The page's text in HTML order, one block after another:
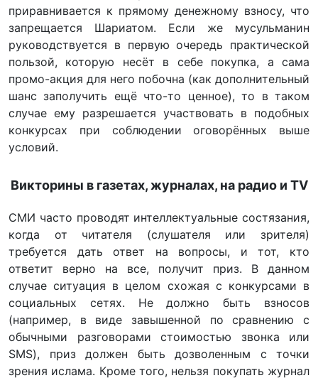
приравнивается к прямому денежному взносу, что
запрещается Шариатом. Если же мусульманин
руководствуется в первую очередь практической
пользой, которую несёт в себе покупка, а сама
промо-акция для него побочна (как дополнительный
шанс заполучить ещё что-то ценное), то в таком
случае ему разрешается участвовать в подобных
конкурсах при соблюдении оговорённых выше
условий.
Викторины в газетах, журналах, на радио и TV
СМИ часто проводят интеллектуальные состязания,
когда от читателя (слушателя или зрителя)
требуется дать ответ на вопросы, и тот, кто
ответит верно на все, получит приз. В данном
случае ситуация в целом схожая с конкурсами в
социальных сетях. Не должно быть взносов
(например, в виде завышенной по сравнению с
обычными разговорами стоимостью звонка или
SMS), приз должен быть дозволенным с точки
зрения ислама. Кроме того, нельзя покупать журнал